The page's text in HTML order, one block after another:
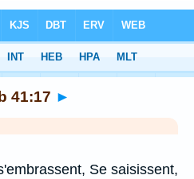
41:17 ►
Se saisissent,